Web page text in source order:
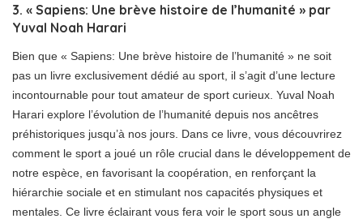
3. « Sapiens: Une brève histoire de l’humanité » par
Yuval Noah Harari
Bien que « Sapiens: Une brève histoire de l’humanité » ne soit
pas un livre exclusivement dédié au sport, il s’agit d’une lecture
incontournable pour tout amateur de sport curieux. Yuval Noah
Harari explore l’évolution de l’humanité depuis nos ancêtres
préhistoriques jusqu’à nos jours. Dans ce livre, vous découvrirez
comment le sport a joué un rôle crucial dans le développement de
notre espèce, en favorisant la coopération, en renforçant la
hiérarchie sociale et en stimulant nos capacités physiques et
mentales. Ce livre éclairant vous fera voir le sport sous un angle